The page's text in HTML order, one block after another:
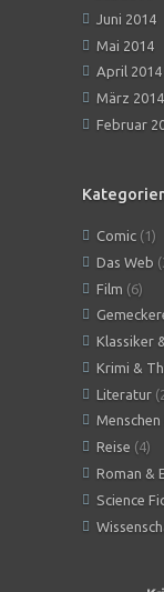
Juni 2014
Mai 2014
April 2014
März 2014
Februar
Comic (1)
Das Web
Film (6)
Klassiker
Krimi &
Literatur
Menschen
Reise (4)
Roman &
Science